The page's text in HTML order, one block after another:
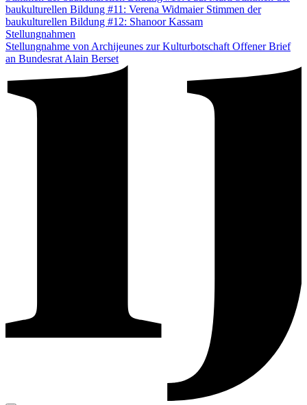
baukulturellen Bildung #11: Verena Widmaier Stimmen der
baukulturellen Bildung #12: Shanoor Kassam
Stellungnahmen
Stellungnahme von Archijeunes zur Kulturbotschaft Offener Brief
an Bundesrat Alain Berset